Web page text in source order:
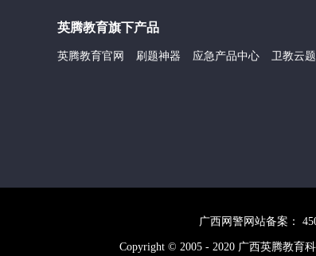
英腾教育旗下产品
英腾教育官网 刷题神器 应急产品中心 卫教云
广西网警网站备案：
Copyright © 2005 - 2020 广西英腾教育